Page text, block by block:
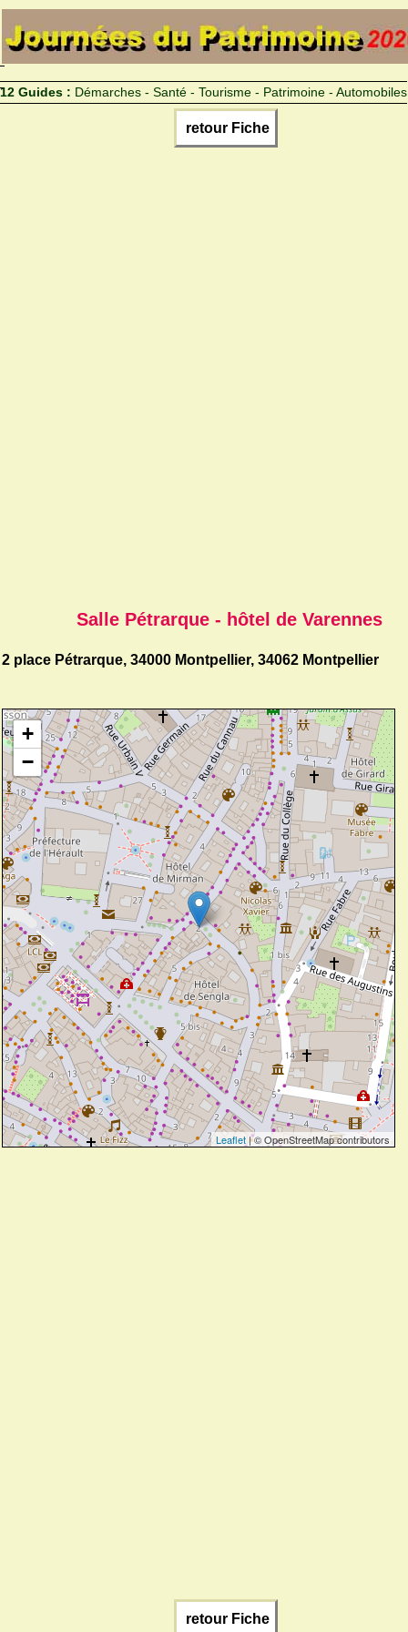
12 Guides : Démarches - Santé - Tourisme - Patrimoine - Automobiles
retour Fiche
Salle Pétrarque - hôtel de Varennes
2 place Pétrarque, 34000 Montpellier, 34062 Montpellier
+
−
Leaflet | © OpenStreetMap contributors
retour Fiche